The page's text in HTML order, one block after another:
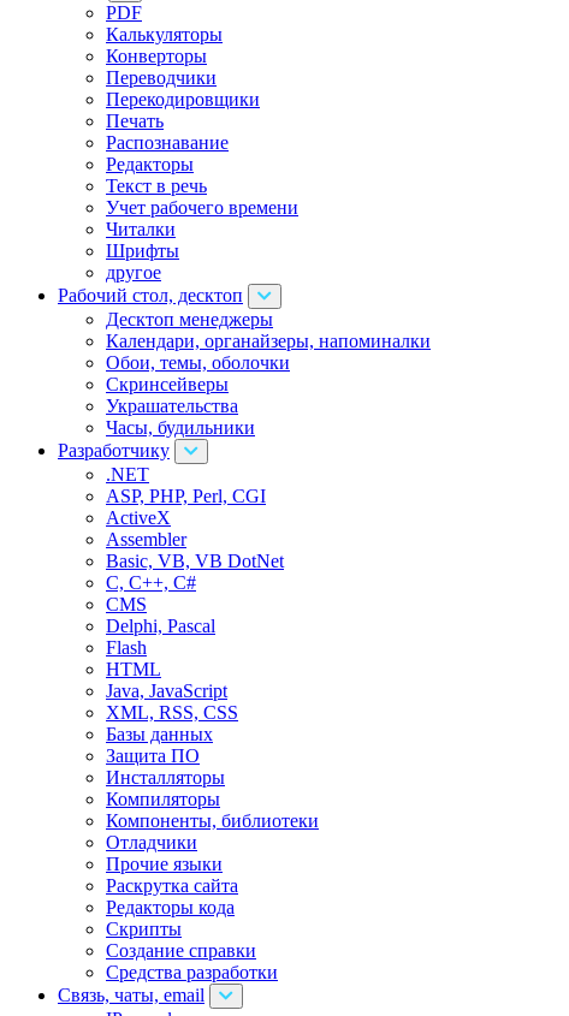
PDF
Калькуляторы
Конверторы
Переводчики
Перекодировщики
Печать
Распознавание
Редакторы
Текст в речь
Учет рабочего времени
Читалки
Шрифты
другое
Рабочий стол, десктоп
Десктоп менеджеры
Календари, органайзеры, напоминалки
Обои, темы, оболочки
Скринсейверы
Украшательства
Часы, будильники
Разработчику
.NET
ASP, PHP, Perl, CGI
ActiveX
Assembler
Basic, VB, VB DotNet
C, C++, C#
CMS
Delphi, Pascal
Flash
HTML
Java, JavaScript
XML, RSS, CSS
Базы данных
Защита ПО
Инсталляторы
Компиляторы
Компоненты, библиотеки
Отладчики
Прочие языки
Раскрутка сайта
Редакторы кода
Скрипты
Создание справки
Средства разработки
Связь, чаты, email